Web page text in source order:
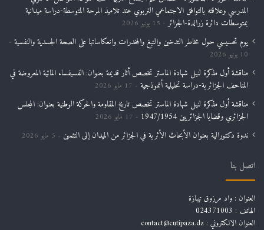
المدرسي وعلاقته بالتوافق الاجتماعي التربوي عند تلاميذ المرحة المتوسطة-دراسة ميدانية
بمتوسطات دائرة زرالدة-الجزائر
15 يونيو 2026
يوم تحسيسي حول مخاطر التدخين والتبغ والمخدرات وانعكاساتها على الصحة الجسدية والنفسية
10 يونيو 2026
مناقشة أول مذكرة لنيل شهادة الماستر تخصص أثار قديمة بعنوان: الفسيفساء المائية المعروضة في
المتاحف الجزائرية-دراسة تحليلية أنموذجية
17 مايو 2026
مناقشة أول مذكرة لنيل شهادة الماستر تخصص تاريخ المقاومة والحركة الوطنية بعنوان: المجلس
الجزائري وقضايا الجزائريين 1947/1954
17 مايو 2026
ندوة دكتورالية بعنوان الأبحاث الأثرية في الجزائر من الميدان إلى التثمين 5 مايو 2026
اتصل بنا
العنوان : واد مرزوق تيبازة
الهاتف : 024371003
العنوان الالكتروني : contact@cutipaza.dz